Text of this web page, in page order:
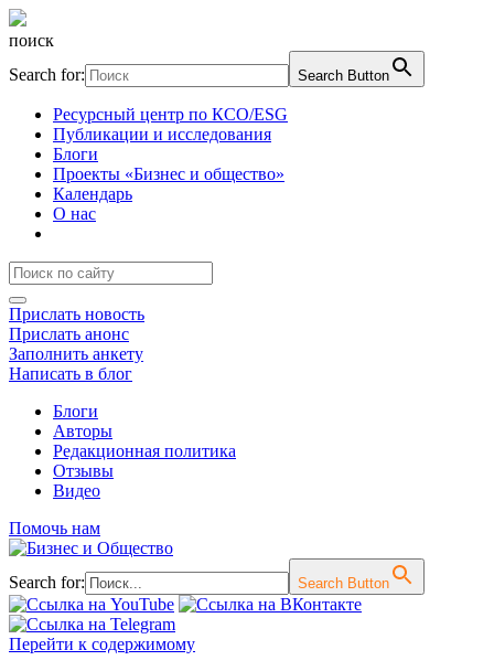
поиск
Search for:
Search Button
Ресурсный центр по КСО/ESG
Публикации и исследования
Блоги
Проекты «Бизнес и общество»
Календарь
О нас
Прислать новость
Прислать анонс
Заполнить анкету
Написать в блог
Блоги
Авторы
Редакционная политика
Отзывы
Видео
Помочь нам
Search for: Search Button
Перейти к содержимому